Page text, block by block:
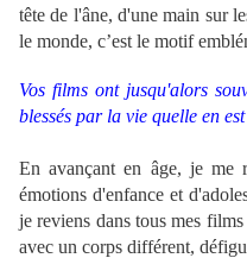
tête de l'âne, d'une main sur
le monde, c’est le motif
Vos films ont jusqu'alors
blessés par la vie quelle en
En avançant en âge, je me
émotions d'enfance et
je reviens dans tous mes
avec un corps différent,